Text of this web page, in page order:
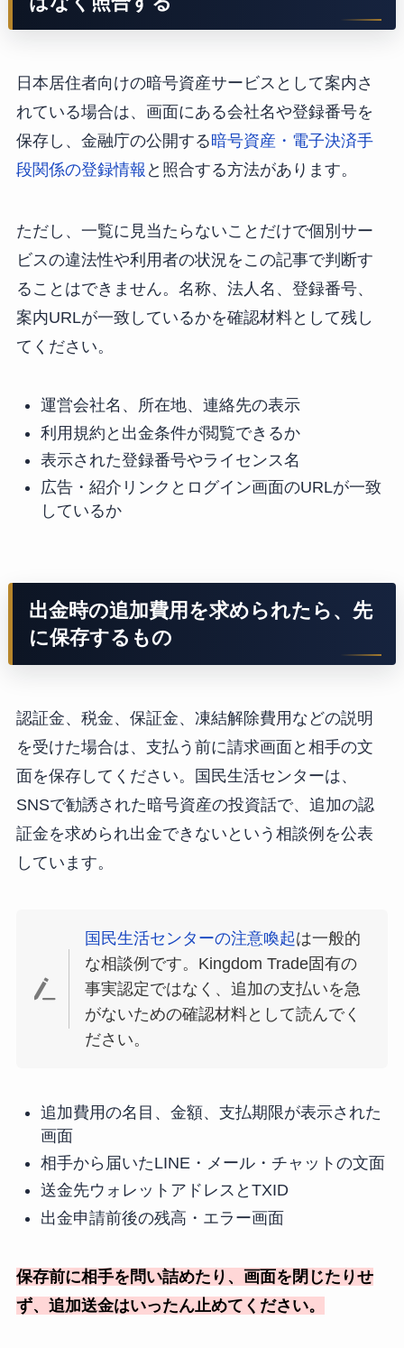
日本居住者向けの暗号資産サービスとして案内さ
れている場合は、画面にある会社名や登録番号を
保存し、金融庁の公開する暗号資産・電子決済手
段関係の登録情報 と照合する方法があります。
ただし、一覧に見当たらないことだけで個別サー
ビスの違法性や利用者の状況をこの記事で判断す
ることはできません。名称、法人名、登録番号、
案内URLが一致しているかを確認材料として残し
てください。
運営会社名、所在地、連絡先の表示
利用規約と出金条件が閲覧できるか
表示された登録番号やライセンス名
広告・紹介リンクとログイン画面のURLが一致
しているか
出金時の追加費用を求められたら、先
に保存するもの
認証金、税金、保証金、凍結解除費用などの説明
を受けた場合は、支払う前に請求画面と相手の文
面を保存してください。国民生活センターは、
SNSで勧誘された暗号資産の投資話で、追加の認
証金を求められ出金できないという相談例を公表
しています。
国民生活センターの注意喚起は一般的
な相談例です。Kingdom Trade固有の
事実認定ではなく、追加の支払いを急
がないための確認材料として読んでく
ださい。
追加費用の名目、金額、支払期限が表示された
画面
相手から届いたLINE・メール・チャットの文面
送金先ウォレットアドレスとTXID
出金申請前後の残高・エラー画面
保存前に相手を問い詰めたり、画面を閉じたりせ
ず、追加送金はいったん止めてください。